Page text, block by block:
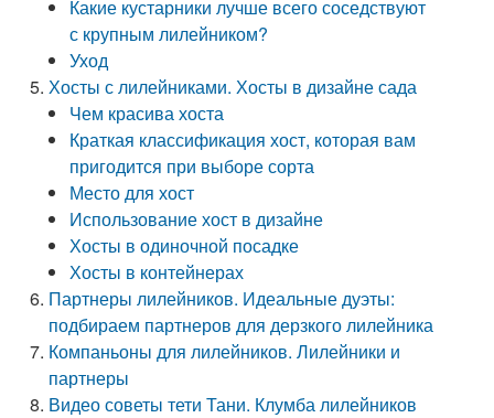
Какие кустарники лучше всего соседствуют
с крупным лилейником?
Уход
Хосты с лилейниками. Хосты в дизайне сада
Чем красива хоста
Краткая классификация хост, которая вам
пригодится при выборе сорта
Место для хост
Использование хост в дизайне
Хосты в одиночной посадке
Хосты в контейнерах
Партнеры лилейников. Идеальные дуэты:
подбираем партнеров для дерзкого лилейника
Компаньоны для лилейников. Лилейники и
партнеры
Видео советы тети Тани. Клумба лилейников